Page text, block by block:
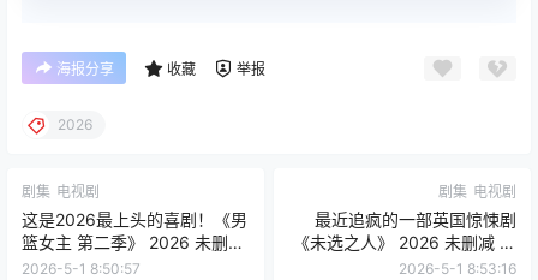
海报分享 收藏 举报
2026
剧集 电视剧
这是2026最上头的喜剧！《男
篮女主 第二季》 2026 未删减
限时转存
2026-5-1 8:50:57
剧集 电视剧
最近追疯的一部英国惊悚剧
《未选之人》 2026 未删减 限
时转存
2026-5-1 8:53:16